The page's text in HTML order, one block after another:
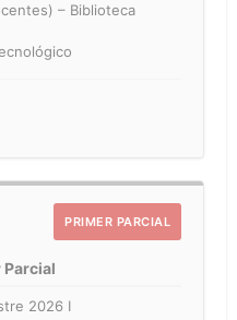
– Biblioteca
PRIMER PARCIAL
Parcial
2026 I